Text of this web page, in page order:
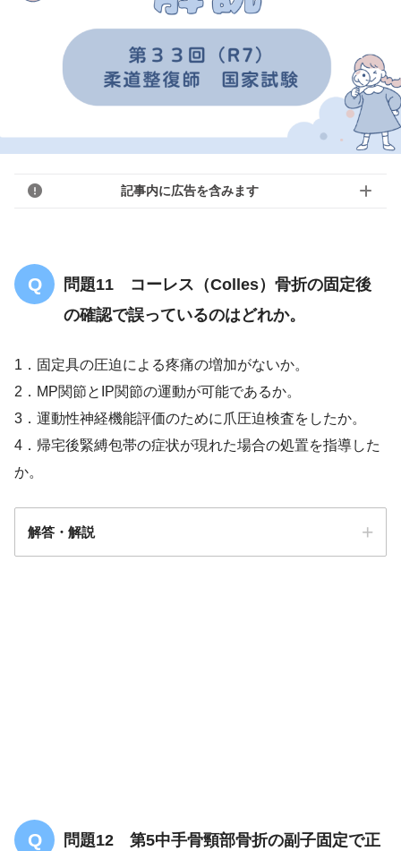
記事内に広告を含みます
問題11 コーレス（Colles）骨折の固定後
の確認で誤っているのはどれか。
1．固定具の圧迫による疼痛の増加がないか。
2．MP関節とIP関節の運動が可能であるか。
3．運動性神経機能評価のために爪圧迫検査をしたか。
4．帰宅後緊縛包帯の症状が現れた場合の処置を指導した
か。
解答・解説
問題12 第5中手骨頸部骨折の副子固定で正